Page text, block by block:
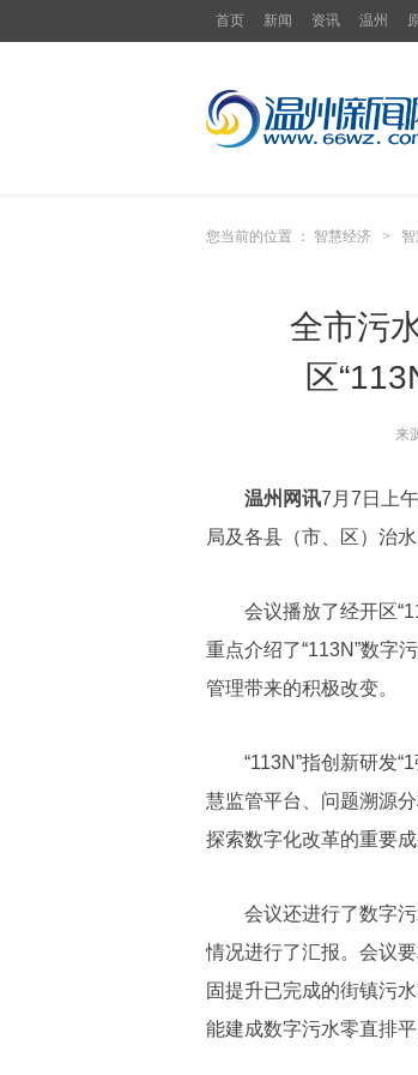
首页 新闻 资讯 温州
您当前的位置 ： 智慧经济 >
全市污
区
来
温州网讯7月7日上
局及各县（市、区）治
会议播放了经开区
重点介绍了“113N”数字
管理带来的积极改变。
“113N”指创新研发“1
慧监管平台、问题溯源
探索数字化改革的重要成
会议还进行了数字污
情况进行了汇报。会议
固提升已完成的街镇污
能建成数字污水零直排平